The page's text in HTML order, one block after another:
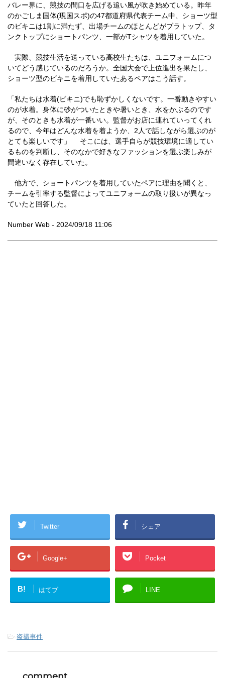
バレー界に、競技の間口を広げる追い風が吹き始めている。昨年
のかごしま国体(現国スポ)の47都道府県代表チーム中、ショーツ型
のビキニは1割に満たず、出場チームのほとんどがブラトップ、タ
ンクトップにショートパンツ、一部がTシャツを着用していた。
実際、競技生活を送っている高校生たちは、ユニフォームにつ
いてどう感じているのだろうか。全国大会で上位進出を果たし、
ショーツ型のビキニを着用していたあるペアはこう話す。
「私たちは水着(ビキニ)でも恥ずかしくないです。一番動きやすい
のが水着。身体に砂がついたときや暑いとき、水をかぶるのです
が、そのときも水着が一番いい。監督がお店に連れていってくれ
るので、今年はどんな水着を着ようか、2人で話しながら選ぶのが
とても楽しいです」 そこには、選手自らが競技環境に適してい
るものを判断し、そのなかで好きなファッションを選ぶ楽しみが
間違いなく存在していた。
他方で、ショートパンツを着用していたペアに理由を聞くと、
チームを引率する監督によってユニフォームの取り扱いが異なっ
ていたと回答した。
Number Web - 2024/09/18 11:06
Twitter シェア
Google+ Pocket
B! はてブ LINE
-盗撮事件